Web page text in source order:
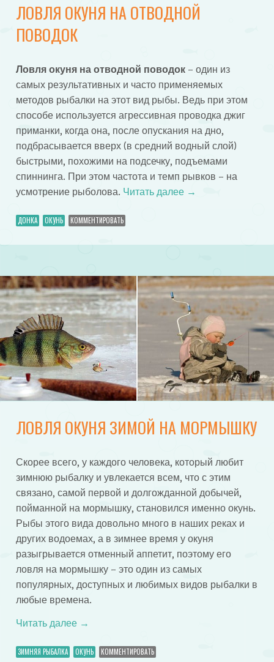
ЛОВЛЯ ОКУНЯ НА ОТВОДНОЙ
ПОВОДОК
Ловля окуня на отводной поводок– один из
самых результативных и часто применяемых
методов рыбалки на этот вид рыбы. Ведь при этом
способе используется агрессивная проводка джиг
приманки, когда она, после опускания на дно,
подбрасывается вверх (в средний водный слой)
быстрыми, похожими на подсечку, подъемами
спиннинга. При этом частота и темп рывков – на
усмотрение рыболова. Читать далее →
ДОНКА ОКУНЬ КОММЕНТИРОВАТЬ
ЛОВЛЯ ОКУНЯ ЗИМОЙ НА МОРМЫШКУ
Скорее всего, у каждого человека, который любит
зимнюю рыбалку и увлекается всем, что с этим
связано, самой первой и долгожданной добычей,
пойманной на мормышку, становился именно окунь.
Рыбы этого вида довольно много в наших реках и
других водоемах, а в зимнее время у окуня
разыгрывается отменный аппетит, поэтому его
ловля на мормышку – это один из самых
популярных, доступных и любимых видов рыбалки в
любые времена.
Читать далее →
ЗИМНЯЯ РЫБАЛКА ОКУНЬ КОММЕНТИРОВАТЬ